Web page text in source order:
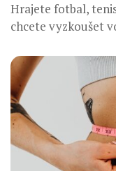
Hrajete fotbal,
chcete vyzkoušet